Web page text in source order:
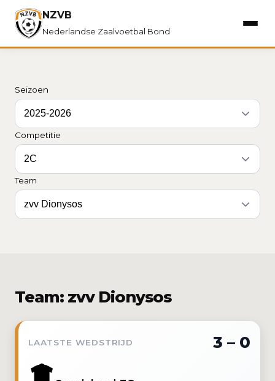
NZVB
Nederlandse Zaalvoetbal Bond
Seizoen
Competitie
Team
Team: zvv Dionysos
LAATSTE WEDSTRIJD 3 – 0